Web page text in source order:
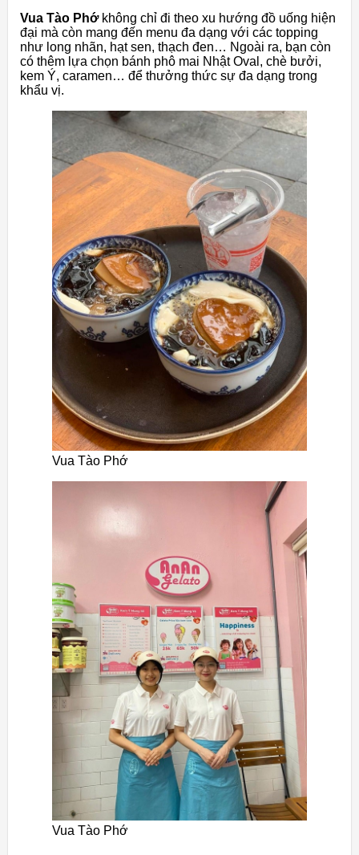
Vua Tào Phớkhông chỉ đi theo xu hướng đồ uống hiện
đại mà còn mang đến menu đa dạng với các topping
như long nhãn, hạt sen, thạch đen… Ngoài ra, bạn còn
có thêm lựa chọn bánh phô mai Nhật Oval, chè bưởi,
kem Ý, caramen… để thưởng thức sự đa dạng trong
khẩu vị.
Vua Tào Phớ
Vua Tào Phớ